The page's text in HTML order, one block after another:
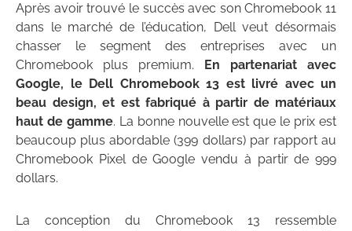
Après avoir trouvé le succès avec son Chromebook 11
dans le marché de l’éducation, Dell veut désormais
chasser le segment des entreprises avec un
Chromebook plus premium.
En partenariat avec
Google, le Dell Chromebook 13 est livré avec un
beau design, et est fabriqué à partir de matériaux
haut de gamme. La bonne nouvelle est que le prix est
beaucoup plus abordable (399 dollars) par rapport au
Chromebook Pixel de Google vendu à partir de 999
dollars.
La conception du Chromebook 13 ressemble